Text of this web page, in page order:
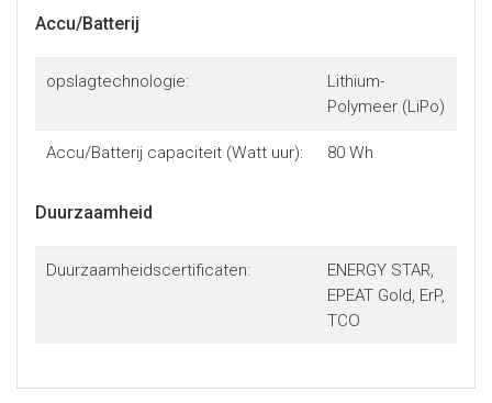
Accu/Batterij
opslagtechnologie:
Lithium-
Polymeer (LiPo)
Accu/Batterij capaciteit (Watt uur): 80 Wh
Duurzaamheid
Duurzaamheidscertificaten:
ENERGY STAR,
EPEAT Gold, ErP,
TCO